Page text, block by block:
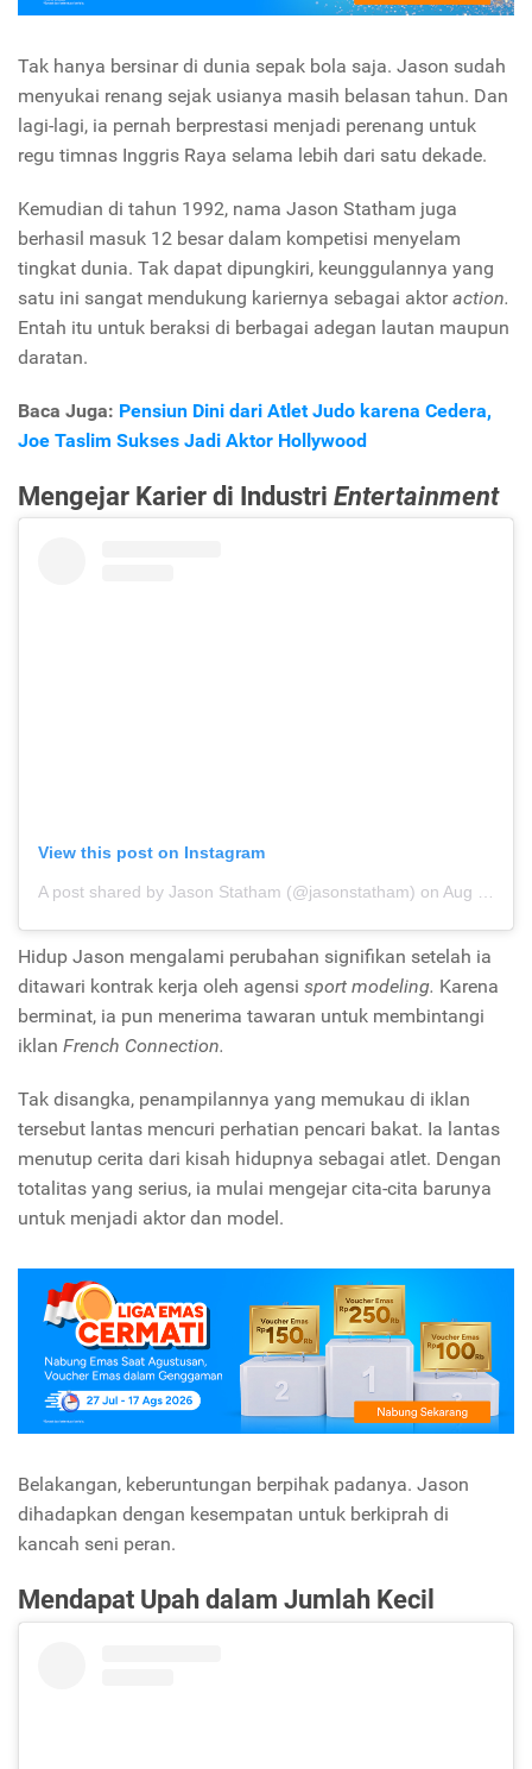
Tak hanya bersinar di dunia sepak bola saja. Jason sudah
menyukai renang sejak usianya masih belasan tahun. Dan
lagi-lagi, ia pernah berprestasi menjadi perenang untuk
regu timnas Inggris Raya selama lebih dari satu dekade.
Kemudian di tahun 1992, nama Jason Statham juga
berhasil masuk 12 besar dalam kompetisi menyelam
tingkat dunia. Tak dapat dipungkiri, keunggulannya yang
satu ini sangat mendukung kariernya sebagai aktoraction.
Entah itu untuk beraksi di berbagai adegan lautan maupun
daratan.
Baca Juga: Pensiun Dini dari Atlet Judo karena Cedera,
Joe Taslim Sukses Jadi Aktor Hollywood
Mengejar Karier di Industri Entertainment
View this post on Instagram
A post shared by Jason Statham (@jasonstatham) on Aug 13, 2019 at 9:13pm PDT
Hidup Jason mengalami perubahan signifikan setelah ia
ditawari kontrak kerja oleh agensi sport modeling. Karena
berminat, ia pun menerima tawaran untuk membintangi
iklan French Connection.
Tak disangka, penampilannya yang memukau di iklan
tersebut lantas mencuri perhatian pencari bakat. Ia lantas
menutup cerita dari kisah hidupnya sebagai atlet. Dengan
totalitas yang serius, ia mulai mengejar cita-cita barunya
untuk menjadi aktor dan model.
Belakangan, keberuntungan berpihak padanya. Jason
dihadapkan dengan kesempatan untuk berkiprah di
kancah seni peran.
Mendapat Upah dalam Jumlah Kecil